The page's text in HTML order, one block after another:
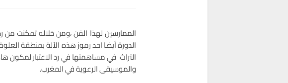
الممارسين لهذا الفن ،ومن خلاله تمكنت
الدورة أيضا احد رموز هذه الآلة بمنطقة
التراث في مساهمتها في رد الاعتبار لمكون
والموسيقى الرعوية في المغرب.